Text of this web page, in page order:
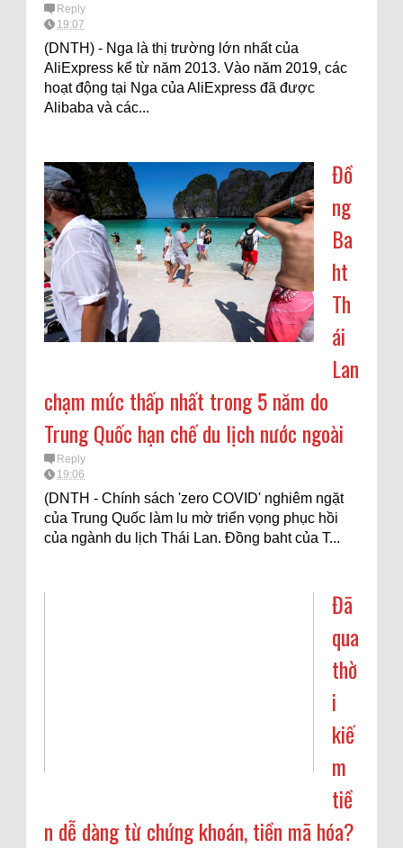
Reply
19:07
(DNTH) - Nga là thị trường lớn nhất của
AliExpress kể từ năm 2013. Vào năm 2019, các
hoạt động tại Nga của AliExpress đã được
Alibaba và các...
Đồ
ng
Ba
ht
Th
ái
Lan
chạm mức thấp nhất trong 5 năm do
Trung Quốc hạn chế du lịch nước ngoài
Reply
19:06
(DNTH - Chính sách 'zero COVID' nghiêm ngặt
của Trung Quốc làm lu mờ triển vọng phục hồi
của ngành du lịch Thái Lan. Đồng baht của T...
Đã
qua
thờ
i
kiế
m
tiề
n dễ dàng từ chứng khoán, tiền mã hóa?